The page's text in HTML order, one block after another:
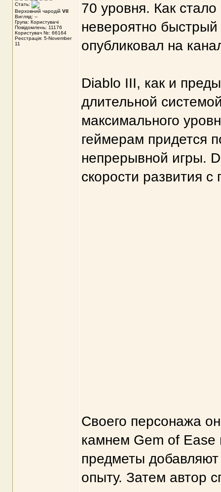
Стать:
Верховний чародій VII
Вигляд: --
Група: Користувачі
Повідомлень: 11176
Користувач №: 66164
Реєстрація: 5-November
11
70 уровня. Как
невероятно
опубликовал на
Diablo III, как и
длительной
максимального
геймерам придется
непрерывной игры.
скорости развития
Своего персонажа
камнем Gem of Ease
предметы
опыту. Затем автор